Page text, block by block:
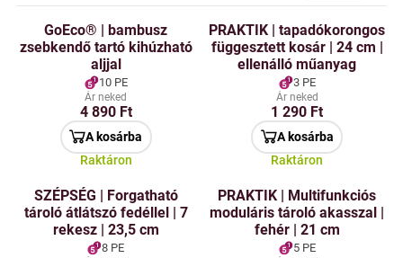
GoEco® | bambusz
zsebkendő tartó kihúzható
aljjal
10 PE
Ár neked
4 890 Ft
A kosárba
Raktáron
PRAKTIK | tapadókorongos
függesztett kosár | 24 cm |
ellenálló műanyag
3 PE
Ár neked
1 290 Ft
A kosárba
Raktáron
SZÉPSÉG | Forgatható
tároló átlátszó fedéllel | 7
rekesz | 23,5 cm
8 PE
PRAKTIK | Multifunkciós
moduláris tároló akasszal |
fehér | 21 cm
5 PE